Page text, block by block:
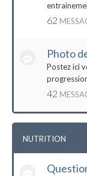
62
Photo
Postez ici
42
NUTRITION